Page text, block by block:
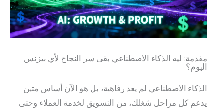
مقدمة: ليه الذكاء الاصطناعي بقى سر النجاح لأي بيزنس
اليوم؟
الذكاء الاصطناعي لم يعد رفاهية، بل هو الآن أساس متين
يدعم كل مراحل شغلك، من التسويق لخدمة العملاء وحتى